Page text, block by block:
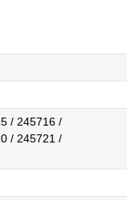
/ 245716 /
/ 245721 /